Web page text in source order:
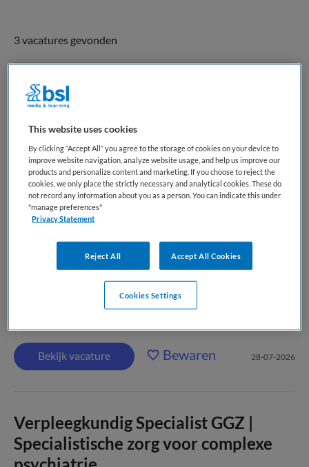
3 vacatures gevonden
Geneesheer-Directeur
GGZ Oost Brabant,Boekel
WO
Fulltime
Vaste aanstelling
De wereld verandert sneller dan ooit. Geen tijdperk van
verandering, maar een verandering van tijdperk. Wat
vandaag vanzelfsprekend lijkt, kan morgen alweer anders
zijn. Dat geldt ook voor mentale gezondheid. We zien een
samenleving die zoekt naar balans. Tussen werk en rust,...
Bekijk vacature Bewaren 28-07-2026
Verpleegkundig Specialist GGZ |
Specialistische zorg voor complexe
This website uses cookies
By clicking “Accept All” you agree to the storage of cookies on your device to
improve website navigation, analyze website usage, and help us improve our
products and personalize content and marketing. If you choose to reject the
cookies, we only place the strictly necessary and analytical cookies. These do
not record any information about you as a person. You can indicate this under
"manage preferences"
Privacy Statement
Reject All Accept All Cookies
Cookies Settings